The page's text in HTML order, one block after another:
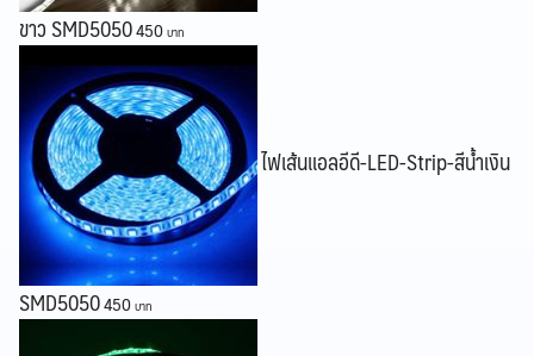
Search
for:
ขาว SMD5050450
ไฟเส้นแอลอีดี-LED-Strip-สีน้ำเงิน
SMD5050450